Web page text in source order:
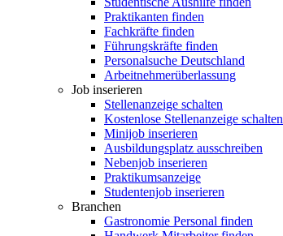
Praktikanten finden
Fachkräfte finden
Führungskräfte finden
Personalsuche Deutschland
Arbeitnehmerüberlassung
Job inserieren
Stellenanzeige schalten
Kostenlose Stellenanzeige schalten
Minijob inserieren
Ausbildungsplatz ausschreiben
Nebenjob inserieren
Praktikumsanzeige
Studentenjob inserieren
Branchen
Gastronomie Personal finden